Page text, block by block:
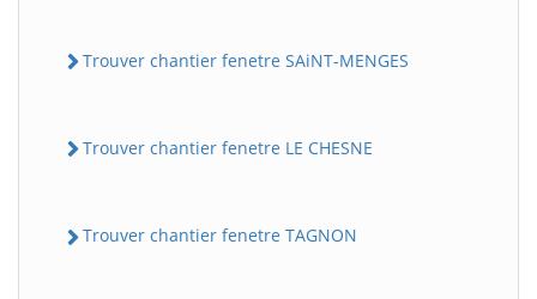
Trouver chantier fenetre SAiNT-MENGES
Trouver chantier fenetre LE CHESNE
Trouver chantier fenetre TAGNON